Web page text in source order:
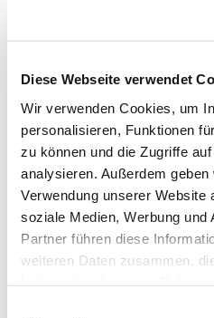
Diese Webseite verwendet
Wir verwenden Cookies, um
personalisieren, Funktionen
zu können und die Zugriffe
analysieren. Außerdem
Verwendung unserer Website
soziale Medien, Werbung und
Partner führen diese
weiteren Daten zusammen,
Charlotte Paulus